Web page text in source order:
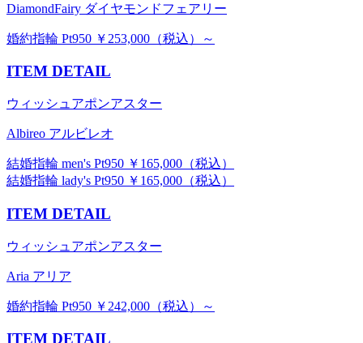
DiamondFairy ダイヤモンドフェアリー
婚約指輪 Pt950 ￥253,000（税込）～
ITEM DETAIL
ウィッシュアポンアスター
Albireo アルビレオ
結婚指輪 men's Pt950 ￥165,000（税込）
結婚指輪 lady's Pt950 ￥165,000（税込）
ITEM DETAIL
ウィッシュアポンアスター
Aria アリア
婚約指輪 Pt950 ￥242,000（税込）～
ITEM DETAIL